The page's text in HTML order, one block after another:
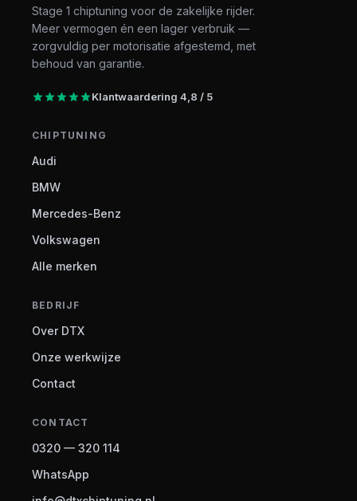
Stage 1 chiptuning voor de zakelijke rijder.
Meer vermogen én een lager verbruik —
zorgvuldig per motorisatie afgestemd, met
behoud van garantie.
Klantwaardering 4,8 / 5
CHIPTUNING
Audi
BMW
Mercedes-Benz
Volkswagen
Alle merken
BEDRIJF
Over DTX
Onze werkwijze
Contact
CONTACT
0320 — 320 114
WhatsApp